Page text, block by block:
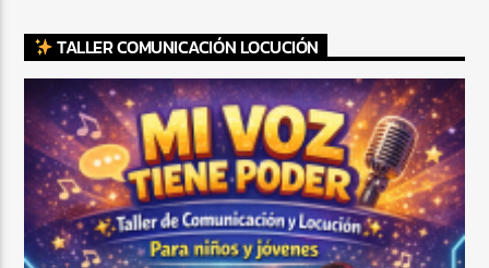
TALLER COMUNICACIÓN LOCUCIÓN